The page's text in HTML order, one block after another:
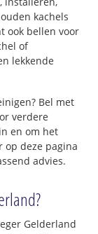
kachels
ook bellen voor
of
lekkende
Bel met
verdere
en om het
op deze pagina
advies.
Gelderland